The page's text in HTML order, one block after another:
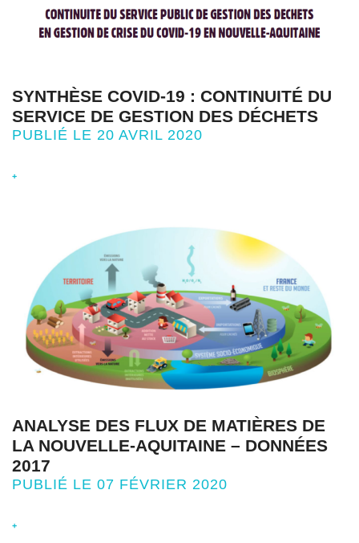
SYNTHÈSE COVID-19 : CONTINUITÉ DU
SERVICE DE GESTION DES DÉCHETS
PUBLIÉ LE 20 AVRIL 2020
+
ANALYSE DES FLUX DE MATIÈRES DE
LA NOUVELLE-AQUITAINE – DONNÉES
2017
PUBLIÉ LE 07 FÉVRIER 2020
+